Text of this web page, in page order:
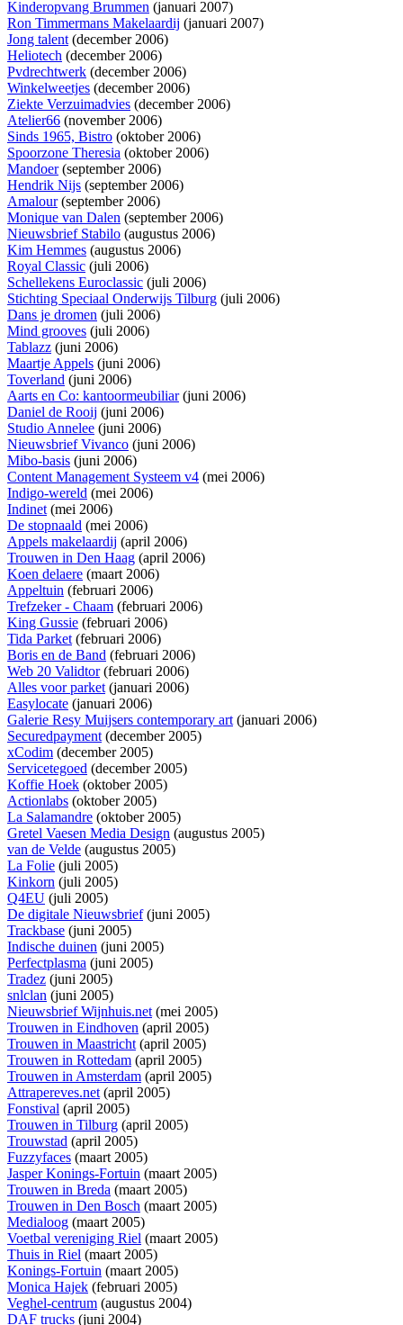
Kinderopvang Brummen (januari 2007)
Ron Timmermans Makelaardij (januari 2007)
Jong talent(december 2006)
Heliotech (december 2006)
Pvdrechtwerk (december 2006)
Winkelweetjes (december 2006)
Ziekte Verzuimadvies (december 2006)
Atelier66 (november 2006)
Sinds 1965, Bistro (oktober 2006)
Spoorzone Theresia (oktober 2006)
Mandoer(september 2006)
Hendrik Nijs (september 2006)
Amalour(september 2006)
Monique van Dalen (september 2006)
Nieuwsbrief Stabilo (augustus 2006)
Kim Hemmes (augustus 2006)
Royal Classic (juli 2006)
Schellekens Euroclassic (juli 2006)
Stichting Speciaal Onderwijs Tilburg (juli 2006)
Dans je dromen (juli 2006)
Mind grooves (juli 2006)
Tablazz (juni 2006)
Maartje Appels (juni 2006)
Toverland (juni 2006)
Aarts en Co: kantoormeubiliar(juni 2006)
Daniel de Rooij (juni 2006)
Studio Annelee (juni 2006)
Nieuwsbrief Vivanco (juni 2006)
Mibo-basis (juni 2006)
Content Management Systeem v4 (mei 2006)
Indigo-wereld (mei 2006)
Indinet(mei 2006)
De stopnaald (mei 2006)
Appels makelaardij (april 2006)
Trouwen in Den Haag (april 2006)
Koen delaere (maart 2006)
Appeltuin (februari 2006)
Trefzeker - Chaam (februari 2006)
King Gussie (februari 2006)
Tida Parket(februari 2006)
Boris en de Band (februari 2006)
Web 20 Validtor(februari 2006)
Alles voor parket(januari 2006)
Easylocate (januari 2006)
Galerie Resy Muijsers contemporary art(januari 2006)
Securedpayment(december 2005)
xCodim (december 2005)
Servicetegoed (december 2005)
Koffie Hoek (oktober 2005)
Actionlabs (oktober 2005)
La Salamandre (oktober 2005)
Gretel Vaesen Media Design (augustus 2005)
van de Velde (augustus 2005)
La Folie (juli 2005)
Kinkorn (juli 2005)
Q4EU (juli 2005)
De digitale Nieuwsbrief(juni 2005)
Trackbase (juni 2005)
Indische duinen (juni 2005)
Perfectplasma (juni 2005)
Tradez (juni 2005)
snlclan (juni 2005)
Nieuwsbrief Wijnhuis.net(mei 2005)
Trouwen in Eindhoven (april 2005)
Trouwen in Maastricht(april 2005)
Trouwen in Rottedam (april 2005)
Trouwen in Amsterdam (april 2005)
Attrapereves.net(april 2005)
Fonstival (april 2005)
Trouwen in Tilburg (april 2005)
Trouwstad (april 2005)
Fuzzyfaces (maart 2005)
Jasper Konings-Fortuin (maart 2005)
Trouwen in Breda (maart 2005)
Trouwen in Den Bosch (maart 2005)
Medialoog (maart 2005)
Voetbal vereniging Riel (maart 2005)
Thuis in Riel (maart 2005)
Konings-Fortuin (maart 2005)
Monica Hajek (februari 2005)
Veghel-centrum (augustus 2004)
DAF trucks (juni 2004)